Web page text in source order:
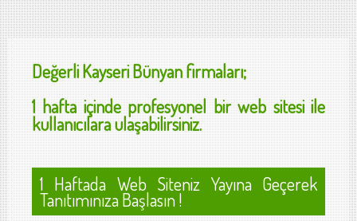
DeğerliKayseri Bünyanfirmaları;
1 hafta içinde profesyonel bir web sitesi ile
kullanıcılara ulaşabilirsiniz.
1 Haftada Web Siteniz Yayına Geçerek
Tanıtımınıza Başlasın !